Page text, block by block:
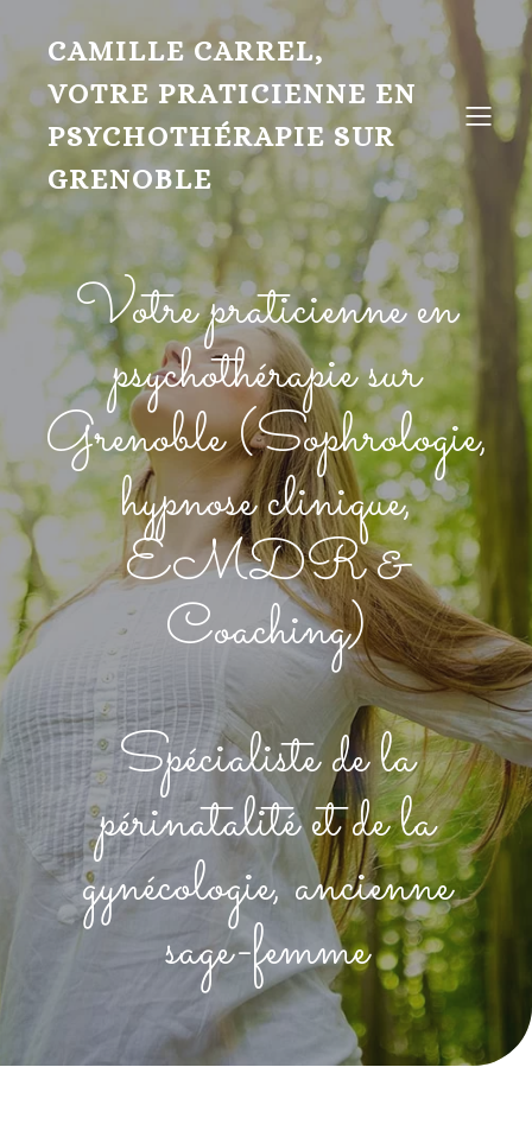
CAMILLE CARREL,
VOTRE PRATICIENNE EN
PSYCHOTHÉRAPIE SUR
GRENOBLE
Votre praticienne en
psychothérapie sur
Grenoble (Sophrologie,
hypnose clinique,
EMDR &
Coaching)
Spécialiste de la
périnatalité et de la
gynécologie, ancienne
sage-femme